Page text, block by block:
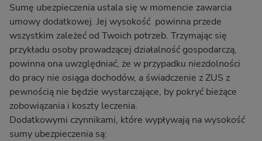
Sumę ubezpieczenia ustala się w momencie zawarcia
umowy dodatkowej. Jej wysokość powinna przede
wszystkim zależeć od Twoich potrzeb. Trzymając się
przykładu osoby prowadzącej działalność gospodarczą,
powinna ona uwzględniać, że w przypadku niezdolności
do pracy nie osiąga dochodów, a świadczenie z ZUS z
pewnością nie będzie wystarczające, by pokryć bieżące
zobowiązania i koszty leczenia.
Dodatkowymi czynnikami, które wypływają na wysokość
sumy ubezpieczenia są: